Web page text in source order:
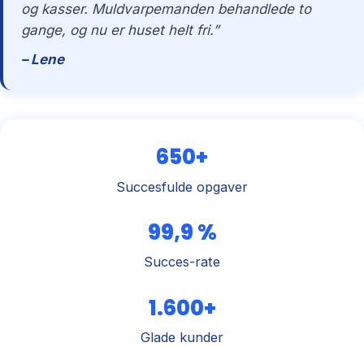
og kasser. Muldvarpemanden behandlede to
gange, og nu er huset helt fri.”
– Lene
650+
Succesfulde opgaver
99,9 %
Succes-rate
1.600+
Glade kunder